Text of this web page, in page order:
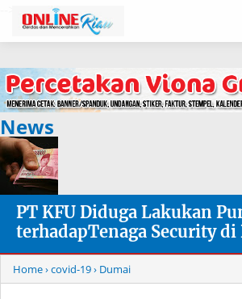
News
PT KFU Diduga Lakukan
terhadapTenaga Security di
Home› covid-19› Dumai